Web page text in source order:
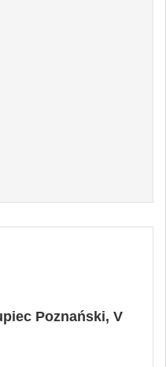
Poznański, V